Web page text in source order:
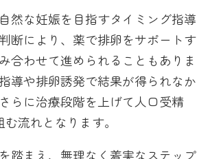
然な妊娠を目指すタイミング指導
断により、薬で排卵をサポートす
合わせて進められることもありま
導や排卵誘発で結果が得られなか
らに治療段階を上げて人口受精
む流れとなります。
踏まえ、無理なく着実なステップ